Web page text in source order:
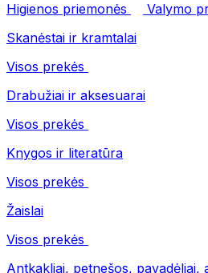
Higienos priemonės
Valymo
Skanėstai ir kramtalai
Visos prekės
Drabužiai ir aksesuarai
Visos prekės
Knygos ir literatūra
Visos prekės
Žaislai
Visos prekės
Antkakliai, petnešos, pavadėliai,